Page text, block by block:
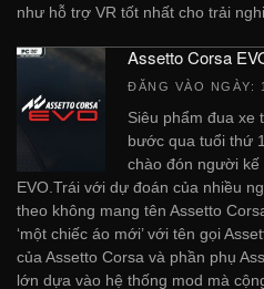
như hỗ trợ VR tốt nhất cho trải
Assetto Corsa
ĐĂNG VÀO NGÀY:
Siêu phẩm đua xe
bước qua tuổi thứ
chào đón người kế
EVO.Trái với dự đoán của nhiều
theo không mang tên Assetto
‘một chiếc áo mới’ với tên gọi
của Assetto Corsa và phần phụ
lớn dựa vào hệ thống mod mà